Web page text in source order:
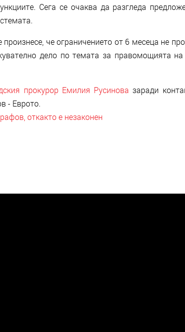
Сега се очаква да разгледа
че ограничението от 6 месеца не
дело по темата за правомощията
прокурор Емилия Русинова заради
- Еврото.
откакто е незаконен